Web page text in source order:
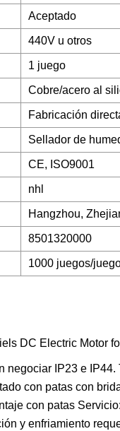
Aceptado
440V u otros
1 juego
Cobre/acero al
Fabricación
Sellador de
CE, ISO9001
nhl
Hangzhou,
8501320000
1000 juegos/
negociar IP23 e
con patas con
con patas
y enfriamiento